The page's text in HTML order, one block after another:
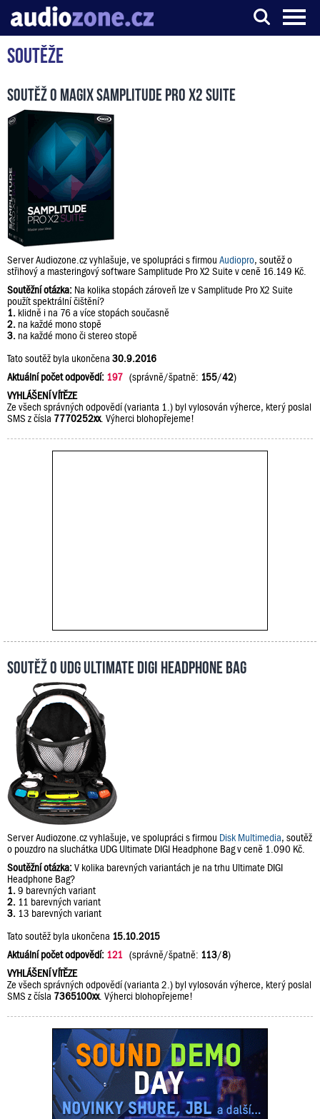
Server o digitálním zpracování zvuku
Soutěže
Soutěž o Magix Samplitude Pro X2 Suite
Server Audiozone.cz vyhlašuje, ve spolupráci s firmou Audiopro, soutěž o
střihový a masteringový software Samplitude Pro X2 Suite v ceně 16.149 Kč.
Soutěžní otázka: Na kolika stopách zároveň lze v Samplitude Pro X2 Suite
použít spektrální čištění?
1. klidně i na 76 a více stopách současně
2. na každé mono stopě
3. na každé mono či stereo stopě
Tato soutěž byla ukončena 30.9.2016
Aktuální počet odpovědí: 197 (správně/špatně: 155/42)
VYHLÁŠENÍ VÍTĚZE
Ze všech správných odpovědí (varianta 1.) byl vylosován výherce, který poslal
SMS z čísla 7770252xx. Výherci blohopřejeme!
Soutěž o UDG Ultimate DIGI Headphone Bag
Server Audiozone.cz vyhlašuje, ve spolupráci s firmou Disk Multimedia, soutěž
o pouzdro na sluchátka UDG Ultimate DIGI Headphone Bag v ceně 1.090 Kč.
Soutěžní otázka:V kolika barevných variantách je na trhu Ultimate DIGI
Headphone Bag?
1. 9 barevných variant
2. 11 barevných variant
3. 13 barevných variant
Tato soutěž byla ukončena 15.10.2015
Aktuální počet odpovědí: 121 (správně/špatně: 113/8)
VYHLÁŠENÍ VÍTĚZE
Ze všech správných odpovědí (varianta 2.) byl vylosován výherce, který poslal
SMS z čísla 7365100xx. Výherci blohopřejeme!